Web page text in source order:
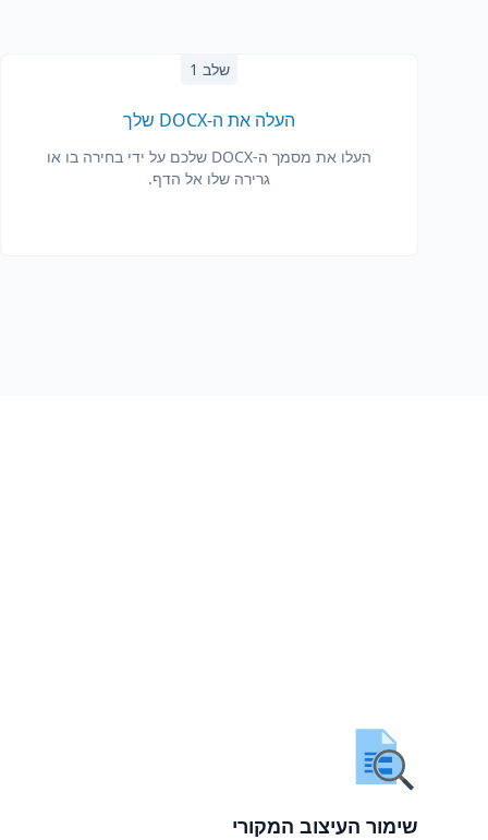
שלב 1
העלה את ה-DOCX שלך
העלו את מסמך ה-DOCX שלכם על ידי בחירה בו או
גרירה שלו אל הדף.
שימור העיצוב המקורי